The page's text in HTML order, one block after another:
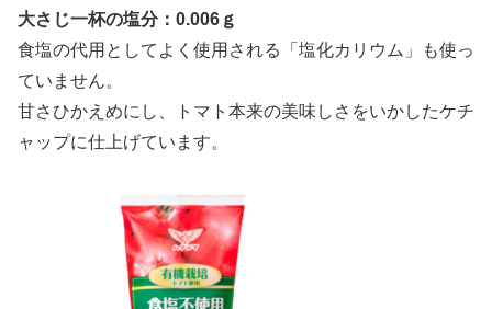
大さじ一杯の塩分：0.006ｇ
食塩の代用としてよく使用される「塩化カリウム」も使っ
ていません。
甘さひかえめにし、トマト本来の美味しさをいかしたケチ
ャップに仕上げています。